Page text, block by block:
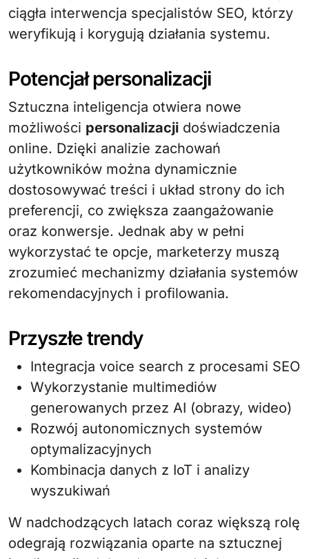
ciągła interwencja specjalistów SEO, którzy
weryfikują i korygują działania systemu.
Potencjał personalizacji
Sztuczna inteligencja otwiera nowe
możliwości personalizacji doświadczenia
online. Dzięki analizie zachowań
użytkowników można dynamicznie
dostosowywać treści i układ strony do ich
preferencji, co zwiększa zaangażowanie
oraz konwersje. Jednak aby w pełni
wykorzystać te opcje, marketerzy muszą
zrozumieć mechanizmy działania systemów
rekomendacyjnych i profilowania.
Przyszłe trendy
Integracja voice search z procesami SEO
Wykorzystanie multimediów
generowanych przez AI (obrazy, wideo)
Rozwój autonomicznych systemów
optymalizacyjnych
Kombinacja danych z IoT i analizy
wyszukiwań
W nadchodzących latach coraz większą rolę
odegrają rozwiązania oparte na sztucznej